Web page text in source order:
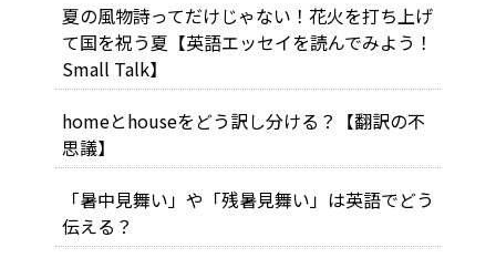
夏の風物詩ってだけじゃない！花火を打ち上げ
て国を祝う夏【英語エッセイを読んでみよう！
Small Talk】
homeとhouseをどう訳し分ける？【翻訳の不
思議】
「暑中見舞い」や「残暑見舞い」は英語でどう
伝える？